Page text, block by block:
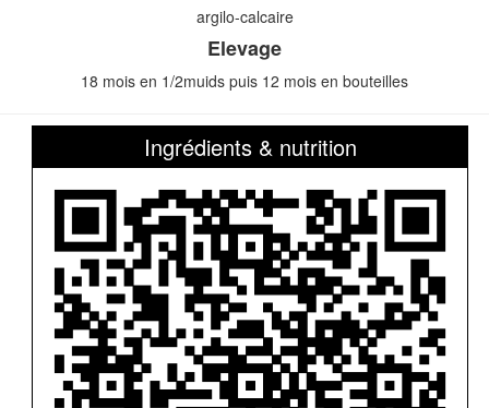
argilo-calcaire
Elevage
18 mois en 1/2muids puis 12 mois en bouteilles
Ingrédients & nutrition